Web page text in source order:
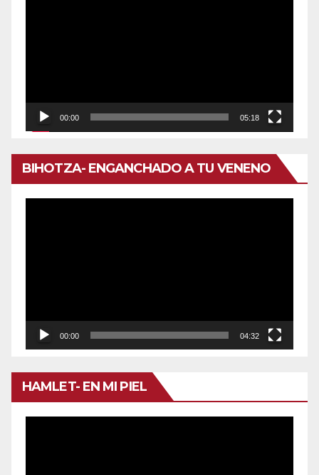
00:00 05:18
BIHOTZA- ENGANCHADO A TU VENENO
00:00 04:32
HAMLET- EN MI PIEL